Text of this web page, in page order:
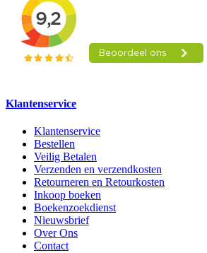
Klantenservice
Klantenservice
Bestellen
Veilig Betalen
Verzenden en verzendkosten
Retourneren en Retourkosten
Inkoop boeken
Boekenzoekdienst
Nieuwsbrief
Over Ons
Contact